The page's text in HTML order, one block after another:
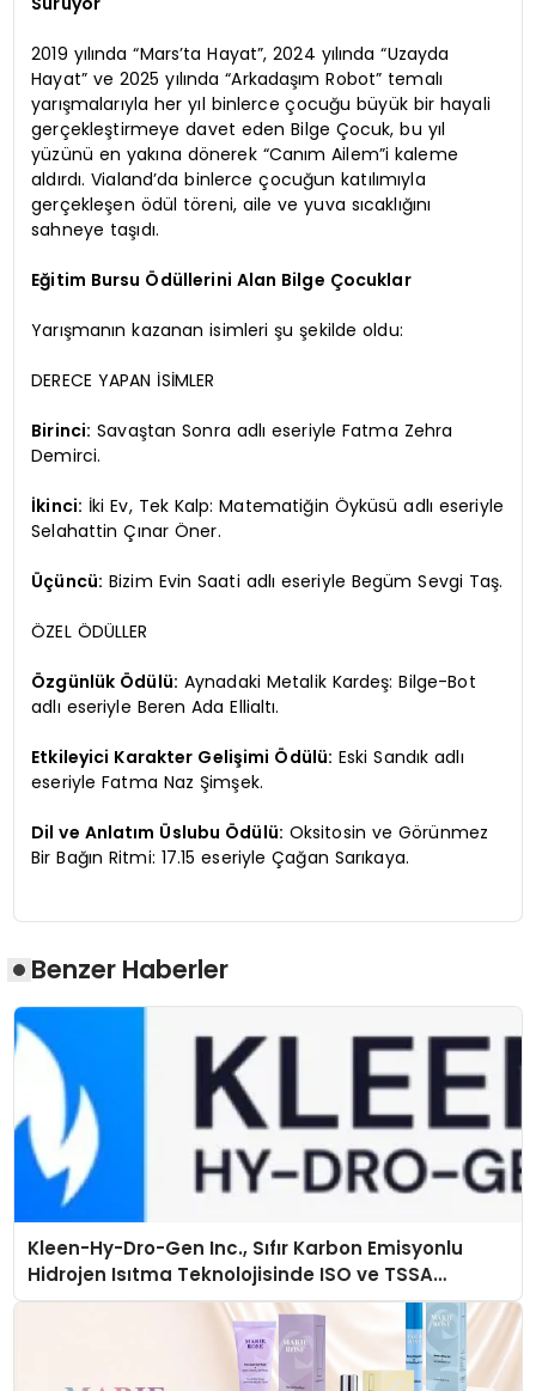
2019 yılında “Mars’ta Hayat”, 2024 yılında “Uzayda
Hayat” ve 2025 yılında “Arkadaşım Robot” temalı
yarışmalarıyla her yıl binlerce çocuğu büyük bir hayali
gerçekleştirmeye davet eden Bilge Çocuk, bu yıl
yüzünü en yakına dönerek “Canım Ailem”i kaleme
aldırdı. Vialand’da binlerce çocuğun katılımıyla
gerçekleşen ödül töreni, aile ve yuva sıcaklığını
sahneye taşıdı.
Eğitim Bursu Ödüllerini Alan Bilge Çocuklar
Yarışmanın kazanan isimleri şu şekilde oldu:
DERECE YAPAN İSİMLER
Birinci: Savaştan Sonra adlı eseriyle Fatma Zehra
Demirci.
İkinci: İki Ev, Tek Kalp: Matematiğin Öyküsü adlı eseriyle
Selahattin Çınar Öner.
Üçüncü: Bizim Evin Saati adlı eseriyle Begüm Sevgi Taş.
ÖZEL ÖDÜLLER
Özgünlük Ödülü: Aynadaki Metalik Kardeş: Bilge-Bot
adlı eseriyle Beren Ada Ellialtı.
Etkileyici Karakter Gelişimi Ödülü: Eski Sandık adlı
eseriyle Fatma Naz Şimşek.
Dil ve Anlatım Üslubu Ödülü: Oksitosin ve Görünmez
Bir Bağın Ritmi: 17.15 eseriyle Çağan Sarıkaya.
Benzer Haberler
Kleen-Hy-Dro-Gen Inc., Sıfır Karbon Emisyonlu
Hidrojen Isıtma Teknolojisinde ISO ve TSSA
Düzenleyici Onaylarını Aldı